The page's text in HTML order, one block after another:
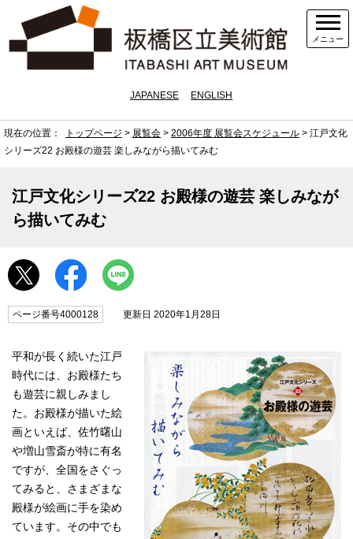
メニュー
JAPANESE ENGLISH
現在の位置： トップページ > 展覧会 > 2006年度 展覧会スケジュール > 江戸文化
シリーズ22 お殿様の遊芸 楽しみながら描いてみむ
江戸文化シリーズ22 お殿様の遊芸 楽しみなが
ら描いてみむ
ページ番号4000128 更新日 2020年1月28日
平和が長く続いた江戸
時代には、お殿様たち
も遊芸に親しみまし
た。お殿様が描いた絵
画といえば、佐竹曙山
や増山雪斎が特に有名
ですが、全国をさぐっ
てみると、さまざまな
殿様が絵画に手を染め
ています。その中でも